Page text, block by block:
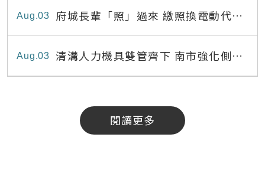
03
Aug
府城長輩「照」過來 繳照換電動代步
最高補助8,000元
03
Aug
清溝人力機具雙管齊下 南市強化側溝
清疏效能
閱讀更多